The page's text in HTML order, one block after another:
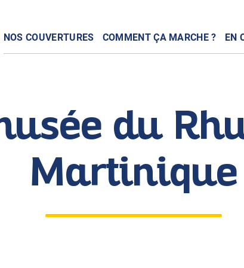
NOS COUVERTURES COMMENT ÇA MARCHE ? EN
du
Martinique